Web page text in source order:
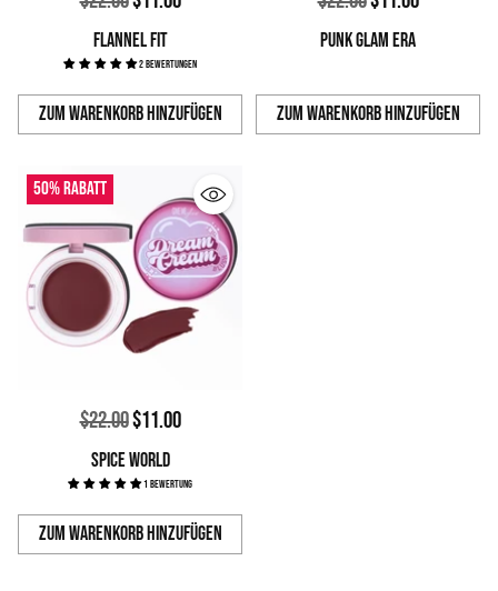
Preis
FLANNEL FIT
2 Bewertungen
Zum Warenkorb hinzufügen
Anzahl
Preis
PUNK GLAM ERA
Zum Warenkorb hinzufügen
Anzahl
50% Rabatt
Normaler
Preis
$22.00$11.00
SPICE WORLD
1 Bewertung
Zum Warenkorb hinzufügen
Anzahl